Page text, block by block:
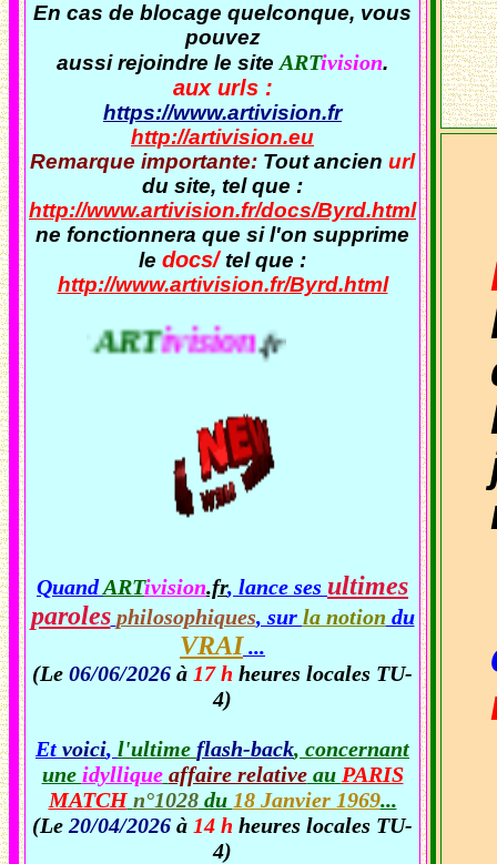
En cas de blocage quelconque, vous
pouvez
aussi rejoindre le site ARTivision.
aux urls :
https://www.artivision.fr
http://artivision.eu
Remarque importante: Tout ancien url
du site, tel que :
http://www.artivision.fr/docs/Byrd.html
ne fonctionnera que si l'on supprime
le docs/tel que :
http://www.artivision.fr/Byrd.html
ivision.fr
QuandARTivision.fr, lance ses ultimes
paroles philosophiques, sur la notion du
VRAI ...
(Le 06/06/2026 à 17 h heures locales TU-
4)
Et voici, l'ultime flash-back, concernant
une idyllique affaire relativeau PARIS
MATCH n°1028du 18 Janvier 1969...
(Le 20/04/2026 à 14 h heures locales TU-
4)